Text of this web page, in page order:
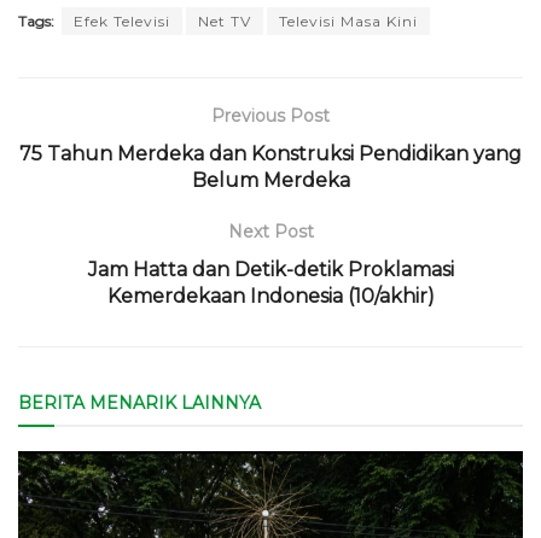
Tags: Efek Televisi Net TV Televisi Masa Kini
Previous Post
75 Tahun Merdeka dan Konstruksi Pendidikan yang
Belum Merdeka
Next Post
Jam Hatta dan Detik-detik Proklamasi
Kemerdekaan Indonesia (10/akhir)
BERITA MENARIK LAINNYA